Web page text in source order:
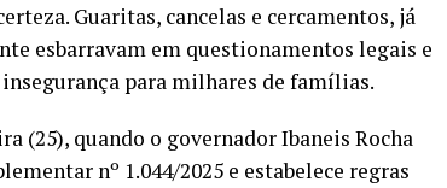
Guaritas, cancelas e cercamentos, já
esbarravam em questionamentos legais e
para milhares de famílias.
(25), quando o governador Ibaneis Rocha
nº 1.044/2025 e estabelece regras